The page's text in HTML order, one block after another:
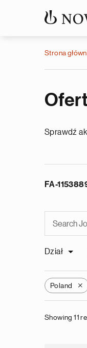
Strona
Sprawdź
FA-
Dział
Poland X
Showing 11